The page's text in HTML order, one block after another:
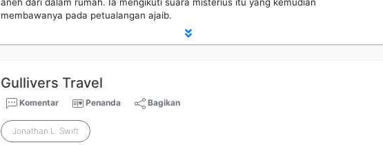
membawanya pada petualangan ajaib.
Gullivers Travel
Komentar Penanda Bagikan
Jonathan L. Swift